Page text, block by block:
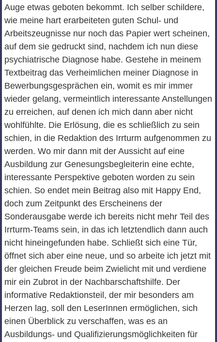
Auge etwas geboten bekommt. Ich selber schildere,
wie meine hart erarbeiteten guten Schul- und
Arbeitszeugnisse nur noch das Papier wert scheinen,
auf dem sie gedruckt sind, nachdem ich nun diese
psychiatrische Diagnose habe. Gestehe in meinem
Textbeitrag das Verheimlichen meiner Diagnose in
Bewerbungsgesprächen ein, womit es mir immer
wieder gelang, vermeintlich interessante Anstellungen
zu erreichen, auf denen ich mich dann aber nicht
wohlfühlte. Die Erlösung, die es schließlich zu sein
schien, in die Redaktion des Irrturm aufgenommen zu
werden. Wo mir dann mit der Aussicht auf eine
Ausbildung zur Genesungsbegleiterin eine echte,
interessante Perspektive geboten worden zu sein
schien. So endet mein Beitrag also mit Happy End,
doch zum Zeitpunkt des Erscheinens der
Sonderausgabe werde ich bereits nicht mehr Teil des
Irrturm-Teams sein, in das ich letztendlich dann auch
nicht hineingefunden habe. Schließt sich eine Tür,
öffnet sich aber eine neue, und so arbeite ich jetzt mit
der gleichen Freude beim Zwielicht mit und verdiene
mir ein Zubrot in der Nachbarschaftshilfe. Der
informative Redaktionsteil, der mir besonders am
Herzen lag, soll den LeserInnen ermöglichen, sich
einen Überblick zu verschaffen, was es an
Ausbildungs- und Qualifizierungsmöglichkeiten für